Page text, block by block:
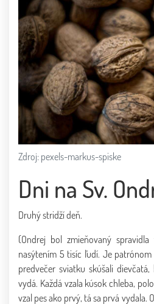
Zdroj: pexels-markus-spiske
Dni na Sv.
Druhý stridží deň.
(Ondrej bol zmieňovaný
nasýtením 5 tisíc ľudí. Je
predvečer sviatku skúšali
vydá. Každá vzala kúsok chleba,
vzal pes ako prvý, tá sa prvá vydala.